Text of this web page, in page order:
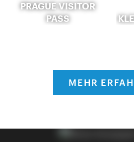
PRAGUE VISITOR
PASS
MEHR